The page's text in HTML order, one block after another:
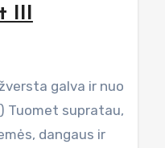
III
Tuomet supratau,
dangaus ir